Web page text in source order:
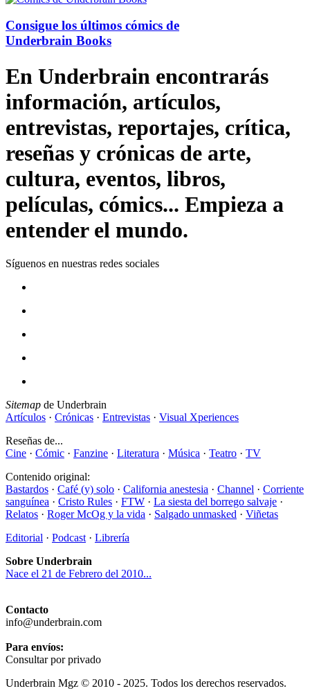
Consigue los últimos cómics de
Underbrain Books
En Underbrain encontrarás
información, artículos,
entrevistas, reportajes, crítica,
reseñas y crónicas de arte,
cultura, eventos, libros,
películas, cómics... Empieza a
entender el mundo.
Síguenos en nuestras redes sociales
Sitemap de Underbrain
Artículos · Crónicas · Entrevistas · Visual Xperiences
Reseñas de...
Cine · Cómic · Fanzine · Literatura · Música · Teatro · TV
Contenido original:
Bastardos · Café (y) solo · California anestesia · Channel · Corriente
sanguínea · Cristo Rules · FTW · La siesta del borrego salvaje ·
Relatos · Roger McOg y la vida · Salgado unmasked · Viñetas
Editorial · Podcast · Librería
Sobre Underbrain
Nace el 21 de Febrero del 2010...
Contacto
info@underbrain.com
Para envíos:
Consultar por privado
Underbrain Mgz © 2010 - 2025. Todos los derechos reservados.